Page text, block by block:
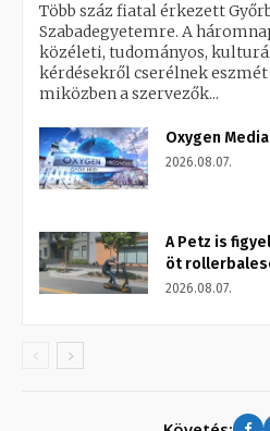
Több száz fiatal érkezett
Szabadegyetemre. A
közéleti, tudományos,
kérdésekről cserélnek eszmét
miközben a szervezők...
Oxygen
2026.08.07.
A Petz is
öt
2026.08.07.